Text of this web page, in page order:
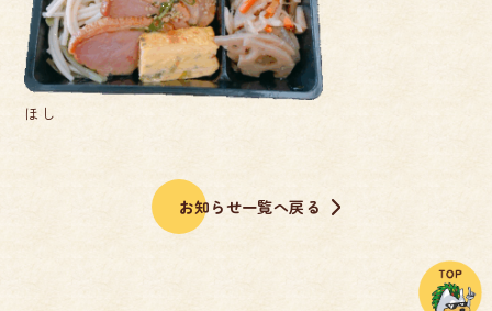
ほし
お知らせ一覧へ戻る